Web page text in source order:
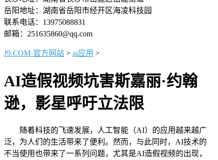
岳阳地址：湖南省岳阳市经开区海凌科技园
联系电话：13975088831
邮箱：251635860@qq.com
J9.COM·官方网站 > ai应用 >
AI造假视频坑害斯嘉丽·约翰
逊，影星呼吁立法限
随着科技的飞速发展，人工智能（AI）的应用越来越广
泛，为人们的生活带来了便利。然而，与此同时，AI技术的
不当使用也带来了一系列问题，尤其是AI造假视频的出现，